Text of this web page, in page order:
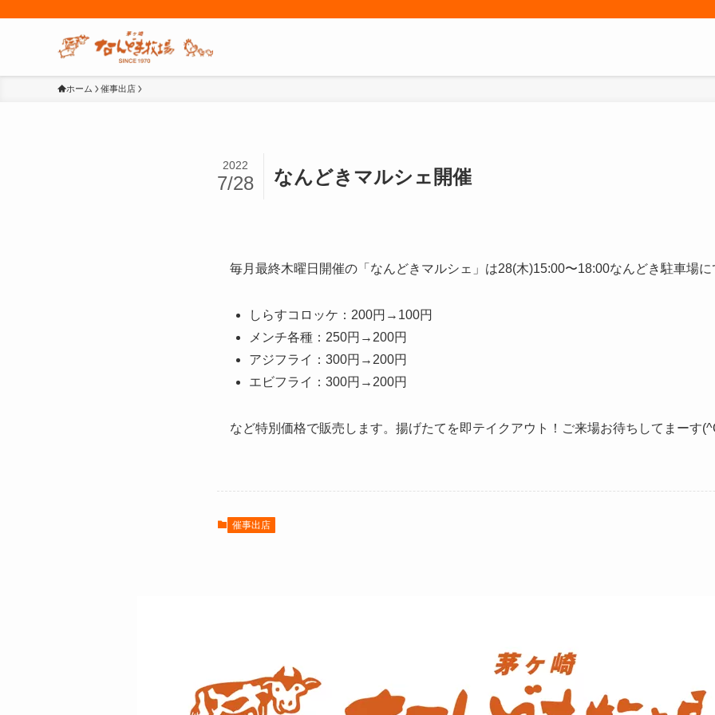
ホーム 催事出店
なんどきマルシェ開催
2022
7/28
毎月最終木曜日開催の「なんどきマルシェ」は28(木)15:00〜18:00なんどき駐車場
しらすコロッケ：200円→100円
メンチ各種：250円→200円
アジフライ：300円→200円
エビフライ：300円→200円
など特別価格で販売します。揚げたてを即テイクアウト！ご来場お待ちしてまーす
催事出店